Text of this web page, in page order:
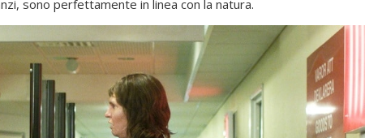
sono perfettamente in linea con la natura.